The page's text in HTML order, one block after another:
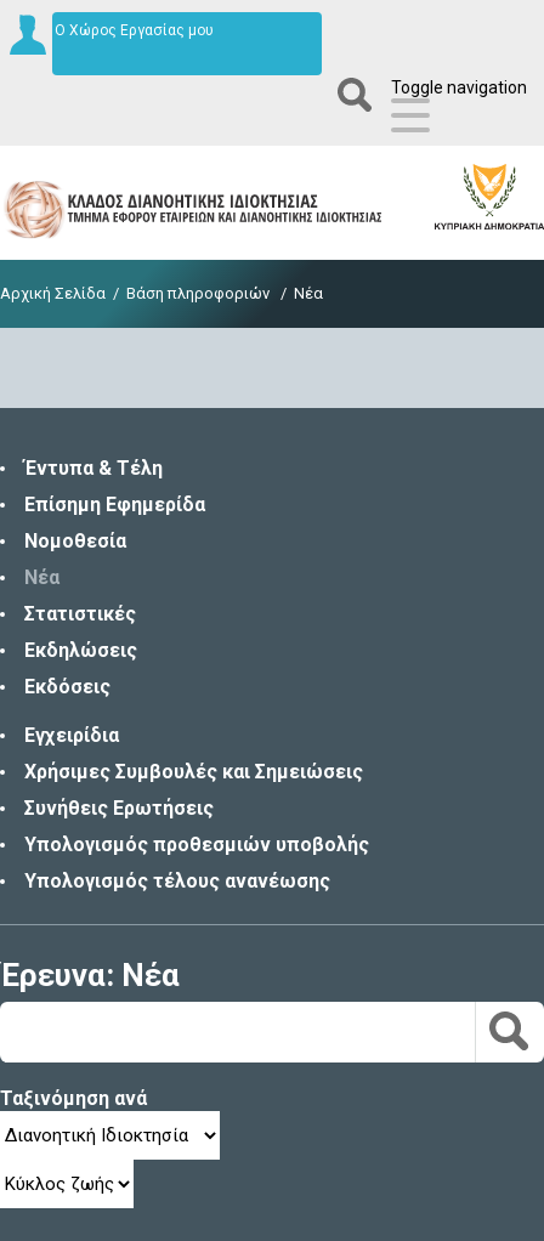
Ο Χώρος Εργασίας μου
Toggle navigation
Αρχική Σελίδα / Βάση πληροφοριών / Νέα
Έντυπα & Τέλη
Επίσημη Εφημερίδα
Νομοθεσία
Νέα
Στατιστικές
Εκδηλώσεις
Εκδόσεις
Εγχειρίδια
Χρήσιμες Συμβουλές και Σημειώσεις
Συνήθεις Ερωτήσεις
Υπολογισμός προθεσμιών υποβολής
Υπολογισμός τέλους ανανέωσης
Έρευνα: Νέα
Ταξινόμηση ανά